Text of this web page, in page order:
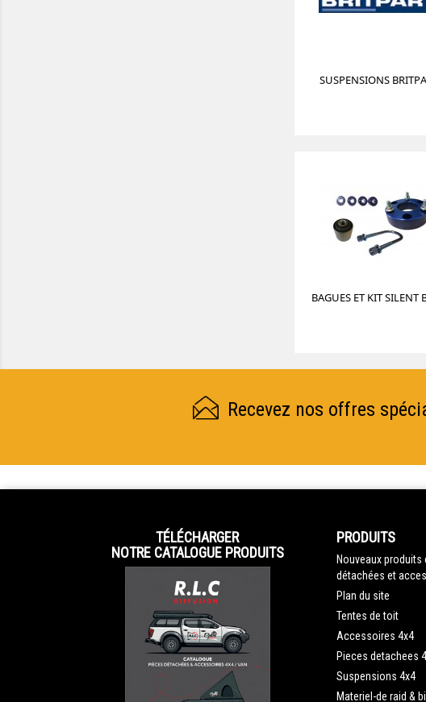
SUSPENSIONS
BAGUES ET KIT SILENT
Recevez nos offres
TÉLÉCHARGER
NOTRE CATALOGUE PRODUITS
PRODUITS
Nouveaux produits
détachées et
Plan du site
Tentes de toit
Accessoires 4x4
Pieces detachees
Suspensions 4x4
Materiel-de raid &